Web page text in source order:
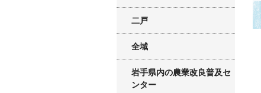
二戸
全域
岩手県内の農業改良普及セ
ンター